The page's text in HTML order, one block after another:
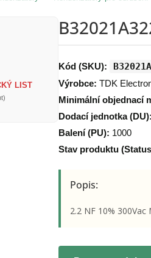
LIST
Kód (SKU):
Výrobce: TDK
Minimální objednací
Dodací jednotka (DU):
Balení (PU): 1000
Stav produktu
Popis:
2.2 NF 10% 300Vac